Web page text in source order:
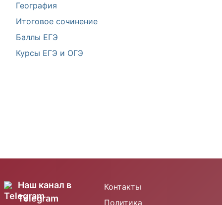
География
Итоговое сочинение
Баллы ЕГЭ
Курсы ЕГЭ и ОГЭ
Наш канал в
Telegram
Контакты
Политика